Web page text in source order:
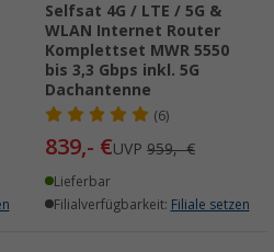
Selfsat 4G / LTE / 5G &
WLAN Internet Router
Komplettset MWR 5550
bis 3,3 Gbps inkl. 5G
Dachantenne
(6)
839,- €UVP 959,- €
Lieferbar
Filialverfügbarkeit: Filiale setzen